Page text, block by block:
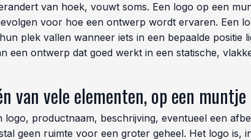
van hoek, vouwt soms. Een logo op een
voor hoe een ontwerp wordt ervaren. Een
plek vallen wanneer iets in een bepaalde positie
een ontwerp dat goed werkt in een statische,
van vele elementen, op een
productnaam, beschrijving, eventueel een
geen ruimte voor een groter geheel. Het logo is,